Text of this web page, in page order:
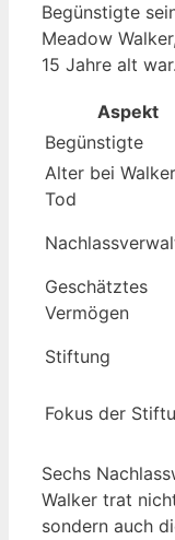
Begünstigte
Meadow
15 Jahre alt war.
Aspekt
Begünstigte
Alter bei
Tod
Geschätztes
Vermögen
Stiftung
Fokus der
Sechs
Walker trat
sondern auch